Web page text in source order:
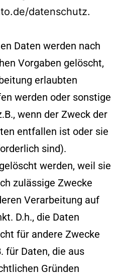
datenschutz.
Daten werden nach
Vorgaben gelöscht,
erlaubten
werden oder sonstige
wenn der Zweck der
entfallen ist oder sie
sind).
werden, weil sie
zulässige Zwecke
Verarbeitung auf
D.h., die Daten
für andere Zwecke
für Daten, die aus
Gründen